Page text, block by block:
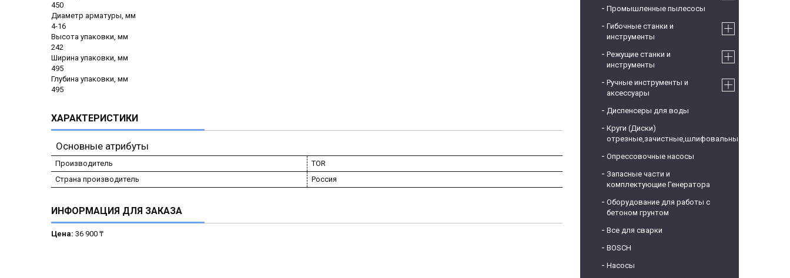
450
Диаметр арматуры, мм
4-16
Высота упаковки, мм
242
Ширина упаковки, мм
495
Глубина упаковки, мм
495
ХАРАКТЕРИСТИКИ
Основные атрибуты
Производитель
TOR
Страна производитель
Россия
ИНФОРМАЦИЯ ДЛЯ ЗАКАЗА
Цена: 36 900 ₸
Промышленные пылесосы
Гибочные станки и
инструменты
Режущие станки и
инструменты
Ручные инструменты и
аксессуары
Диспенсеры для воды
Круги (Диски)
отрезные,зачистные,шлифовальные
Опрессовочные насосы
Запасные части и
комплектующие Генератора
Оборудование для работы с
бетоном грунтом
Все для сварки
BOSCH
Насосы